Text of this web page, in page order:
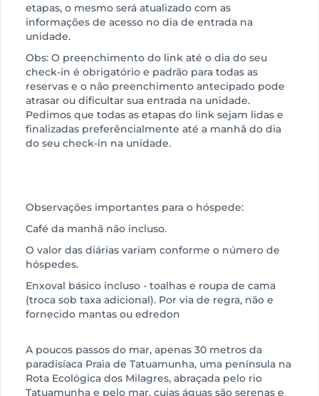
etapas, o mesmo será atualizado com as
informações de acesso no dia de entrada na
unidade.
Obs: O preenchimento do link até o dia do seu
check-in é obrigatório e padrão para todas as
reservas e o não preenchimento antecipado pode
atrasar ou dificultar sua entrada na unidade.
Pedimos que todas as etapas do link sejam lidas e
finalizadas preferêncialmente até a manhã do dia
do seu check-in na unidade.
Observações importantes para o hóspede:
Café da manhã não incluso.
O valor das diárias variam conforme o número de
hóspedes.
Enxoval básico incluso - toalhas e roupa de cama
(troca sob taxa adicional). Por via de regra, não e
fornecido mantas ou edredon
A poucos passos do mar, apenas 30 metros da
paradisíaca Praia de Tatuamunha, uma península na
Rota Ecológica dos Milagres, abraçada pelo rio
Tatuamunha e pelo mar, cujas águas são serenas e